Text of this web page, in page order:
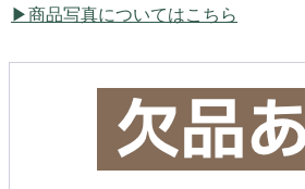
商品写真についてはこちら